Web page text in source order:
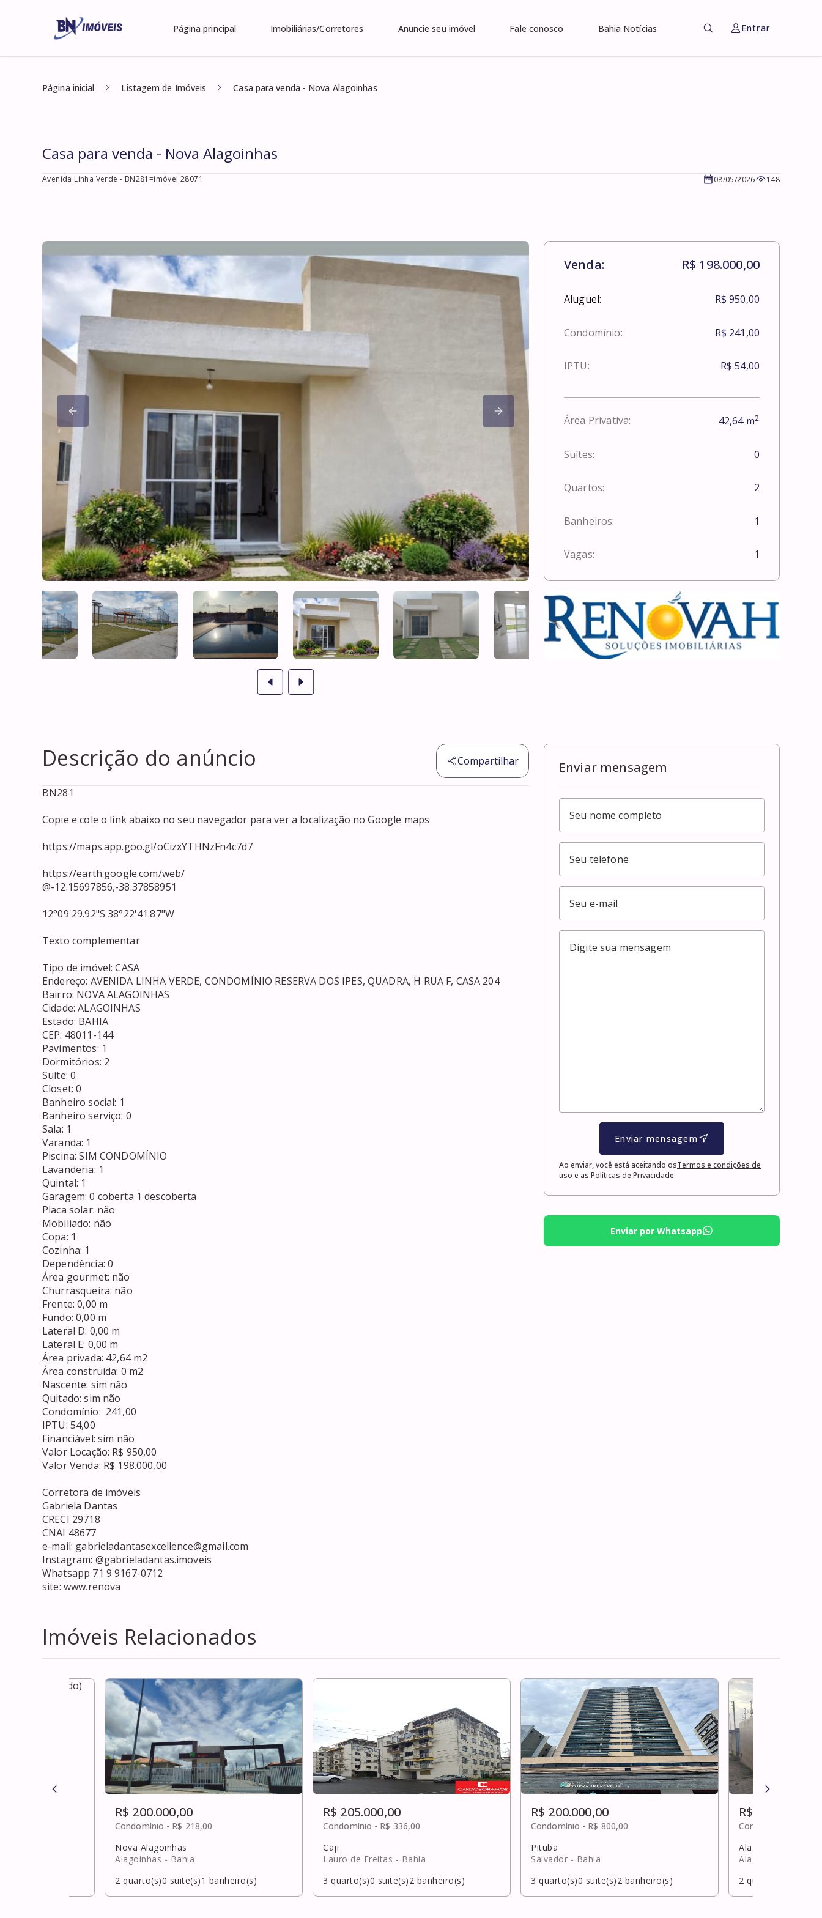
Página principal Imobiliárias/Corretores Anuncie seu imóvel Fale conosco Bahia Notícias Entrar
Página inicial Listagem de Imóveis Casa para venda - Nova Alagoinhas
Casa para venda - Nova Alagoinhas
Avenida Linha Verde - BN281=imóvel 28071 08/05/2026 148
Venda: R$ 198.000,00
Aluguel: R$ 950,00
Condomínio: R$ 241,00
IPTU: R$ 54,00
Área Privativa: 42,64m2
Suítes: 0
Quartos: 2
Banheiros: 1
Vagas: 1
Descrição do anúncio Compartilhar
BN281
Copie e cole o link abaixo no seu navegador para ver a localização no Google maps
https://maps.app.goo.gl/oCizxYTHNzFn4c7d7
https://earth.google.com/web/
@-12.15697856,-38.37858951
12°09'29.92"S 38°22'41.87"W
Texto complementar
Tipo de imóvel: CASA
Endereço: AVENIDA LINHA VERDE, CONDOMÍNIO RESERVA DOS IPES, QUADRA, H RUA F, CASA 204
Bairro: NOVA ALAGOINHAS
Cidade: ALAGOINHAS
Estado: BAHIA
CEP: 48011-144
Pavimentos: 1
Dormitórios: 2
Suíte: 0
Closet: 0
Banheiro social: 1
Banheiro serviço: 0
Sala: 1
Varanda: 1
Piscina: SIM CONDOMÍNIO
Lavanderia: 1
Quintal: 1
Garagem: 0 coberta 1 descoberta
Placa solar: não
Mobiliado: não
Copa: 1
Cozinha: 1
Dependência: 0
Área gourmet: não
Churrasqueira: não
Frente: 0,00 m
Fundo: 0,00 m
Lateral D: 0,00 m
Lateral E: 0,00 m
Área privada: 42,64 m2
Área construída: 0 m2
Nascente: sim não
Quitado: sim não
Condomínio:  241,00
IPTU: 54,00
Financiável: sim não
Valor Locação: R$ 950,00
Valor Venda: R$ 198.000,00
Corretora de imóveis
Gabriela Dantas
CRECI 29718
CNAI 48677
e-mail: gabrieladantasexcellence@gmail.com
Instagram: @gabrieladantas.imoveis
Whatsapp 71 9 9167-0712
site: www.renova
Enviar mensagem
Enviar mensagem
Ao enviar, você está aceitando osTermos e condições de
uso e as Políticas de Privacidade
Enviar por Whatsapp
Imóveis Relacionados
R$ 200.000,00
Condomínio - R$ 218,00
Nova Alagoinhas
Alagoinhas - Bahia
2 quarto(s)0 suite(s)1 banheiro(s)
R$ 205.000,00
Condomínio - R$ 336,00
Caji
Lauro de Freitas - Bahia
3 quarto(s)0 suite(s)2 banheiro(s)
R$ 200.000,00
Condomínio - R$ 800,00
Pituba
Salvador - Bahia
3 quarto(s)0 suite(s)2 banheiro(s)
R$ 200.000,00
Condomínio -
Alagoinhas Velha
Alagoinhas
2 quarto(s)